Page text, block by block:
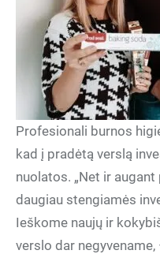
Profesionali burnos
kad į pradėtą verslą
nuolatos. „Net ir
daugiau stengiamės
Ieškome naujų ir
verslo dar